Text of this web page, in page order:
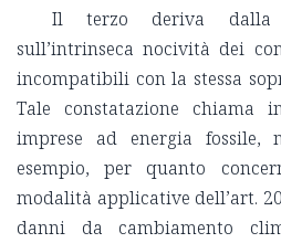
Il terzo deriva dalla
sull’intrinseca nocività dei
incompatibili con la stessa
Tale constatazione chiama
imprese ad energia fossile,
esempio, per quanto
modalità applicative dell’art.
danni da cambiamento